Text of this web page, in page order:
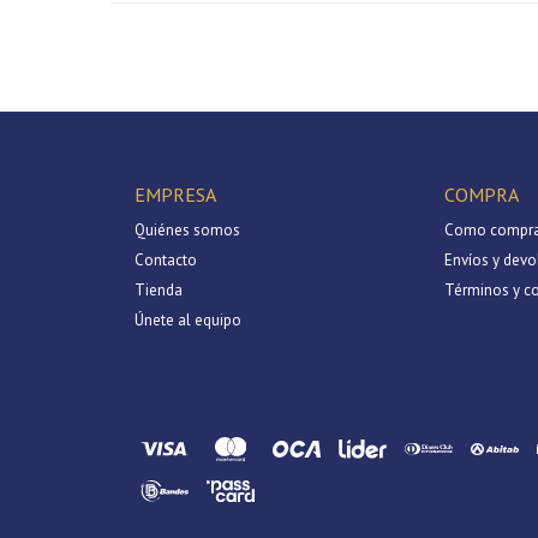
EMPRESA
Quiénes somos
Contacto
Tienda
Únete al equipo
COMPRA
Como
Envíos y
Términos y